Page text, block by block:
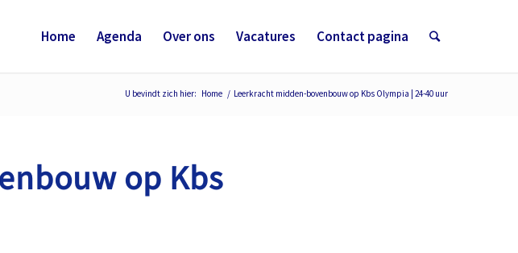
Home Agenda Over ons Vacatures Contact pagina
U bevindt zich hier: Home / Leerkracht midden-bovenbouw op Kbs Olympia | 24-40 uur
op Kbs